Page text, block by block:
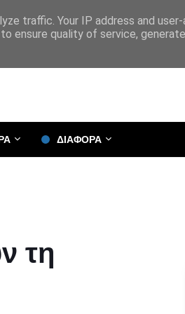
ΔΙΑΦΟΡΑ
τη
traffic. Your IP address and
ensure quality of service,